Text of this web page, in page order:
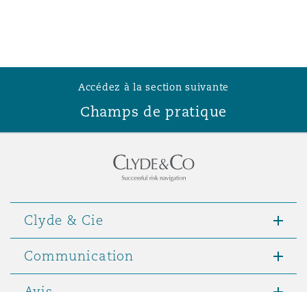
Accédez à la section suivante
Champs de pratique
Clyde & Cie
Communication